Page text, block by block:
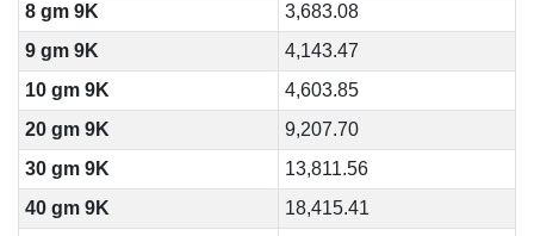
8 gm 9K
3,683.08
9 gm 9K
4,143.47
10 gm 9K
4,603.85
20 gm 9K
9,207.70
30 gm 9K
13,811.56
40 gm 9K
18,415.41